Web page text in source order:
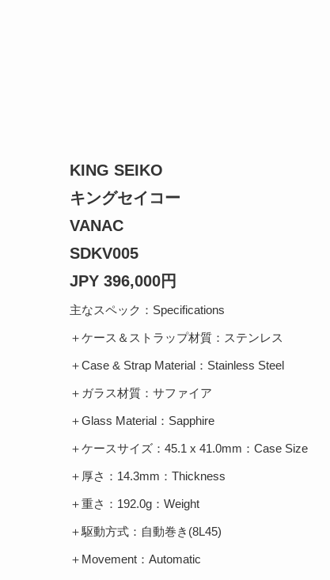
KING SEIKO
キングセイコー
VANAC
SDKV005
JPY 396,000円
主なスペック：Specifications
＋ケース＆ストラップ材質：ステンレス
＋Case & Strap Material：Stainless Steel
＋ガラス材質：サファイア
＋Glass Material：Sapphire
＋ケースサイズ：45.1 x 41.0mm：Case Size
＋厚さ：14.3mm：Thickness
＋重さ：192.0g：Weight
＋駆動方式：自動巻き(8L45)
＋Movement：Automatic